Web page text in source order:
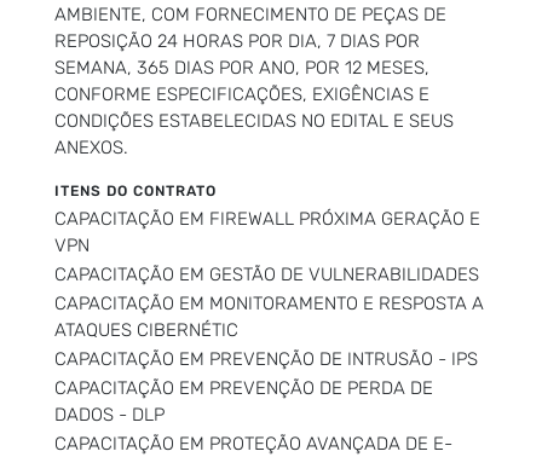
AMBIENTE, COM FORNECIMENTO DE PEÇAS DE
REPOSIÇÃO 24 HORAS POR DIA, 7 DIAS POR
SEMANA, 365 DIAS POR ANO, POR 12 MESES,
CONFORME ESPECIFICAÇÕES, EXIGÊNCIAS E
CONDIÇÕES ESTABELECIDAS NO EDITAL E SEUS
ANEXOS.
ITENS DO CONTRATO
CAPACITAÇÃO EM FIREWALL PRÓXIMA GERAÇÃO E
VPN
CAPACITAÇÃO EM GESTÃO DE VULNERABILIDADES
CAPACITAÇÃO EM MONITORAMENTO E RESPOSTA A
ATAQUES CIBERNÉTIC
CAPACITAÇÃO EM PREVENÇÃO DE INTRUSÃO - IPS
CAPACITAÇÃO EM PREVENÇÃO DE PERDA DE
DADOS - DLP
CAPACITAÇÃO EM PROTEÇÃO AVANÇADA DE E-